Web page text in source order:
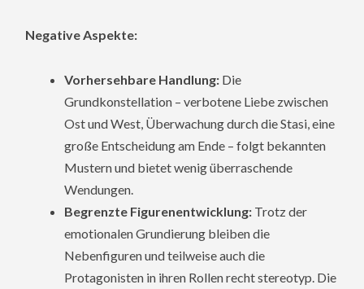
Negative Aspekte:
Vorhersehbare Handlung: Die
Grundkonstellation – verbotene Liebe zwischen
Ost und West, Überwachung durch die Stasi, eine
große Entscheidung am Ende – folgt bekannten
Mustern und bietet wenig überraschende
Wendungen.
Begrenzte Figurenentwicklung: Trotz der
emotionalen Grundierung bleiben die
Nebenfiguren und teilweise auch die
Protagonisten in ihren Rollen recht stereotyp. Die